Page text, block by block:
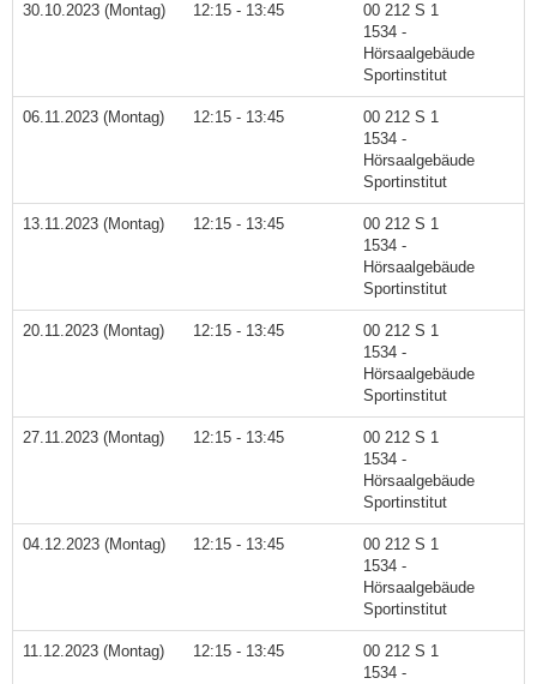
30.10.2023 (Montag) 12:15 - 13:45
00 212 S 1
1534 -
Hörsaalgebäude
Sportinstitut
06.11.2023 (Montag) 12:15 - 13:45
00 212 S 1
1534 -
Hörsaalgebäude
Sportinstitut
13.11.2023 (Montag) 12:15 - 13:45
00 212 S 1
1534 -
Hörsaalgebäude
Sportinstitut
20.11.2023 (Montag) 12:15 - 13:45
00 212 S 1
1534 -
Hörsaalgebäude
Sportinstitut
27.11.2023 (Montag) 12:15 - 13:45
00 212 S 1
1534 -
Hörsaalgebäude
Sportinstitut
04.12.2023 (Montag) 12:15 - 13:45
00 212 S 1
1534 -
Hörsaalgebäude
Sportinstitut
11.12.2023 (Montag) 12:15 - 13:45
00 212 S 1
1534 -